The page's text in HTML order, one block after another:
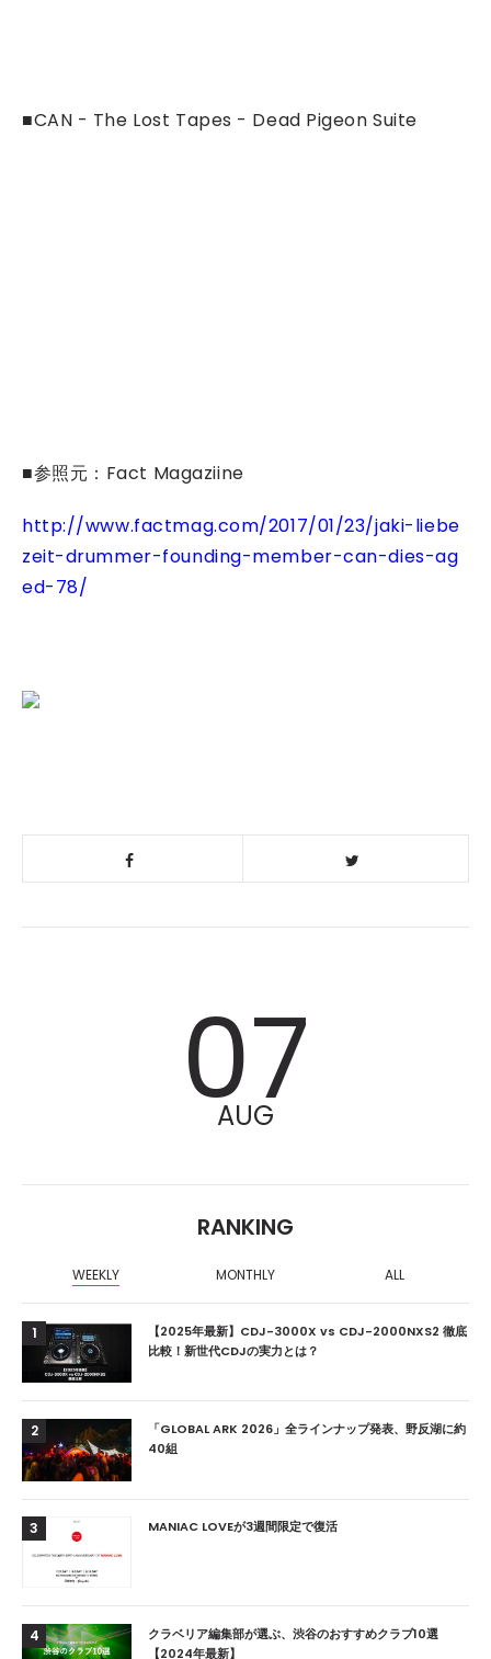
■CAN - The Lost Tapes - Dead Pigeon Suite
■参照元：Fact Magaziine
http://www.factmag.com/2017/01/23/jaki-liebe
zeit-drummer-founding-member-can-dies-ag
ed-78/
07
AUG
RANKING
WEEKLY MONTHLY ALL
1
【2025年最新】CDJ-3000X vs CDJ-2000NXS2 徹底
比較！新世代CDJの実力とは？
2
「GLOBAL ARK 2026」全ラインナップ発表、野反湖に約
40組
3 MANIAC LOVEが3週間限定で復活
4
クラベリア編集部が選ぶ、渋谷のおすすめクラブ10選
【2024年最新】